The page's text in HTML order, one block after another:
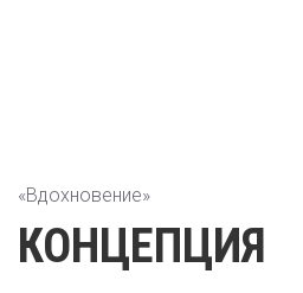
«Вдохновение»
КОНЦЕПЦИЯ